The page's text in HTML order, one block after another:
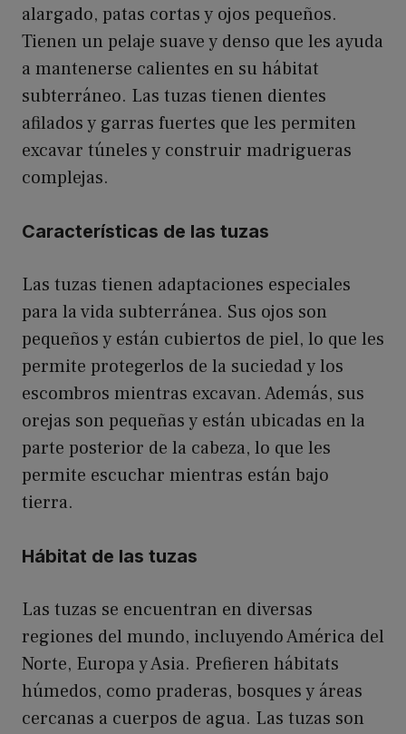
alargado, patas cortas y ojos pequeños.
Tienen un pelaje suave y denso que les ayuda
a mantenerse calientes en su hábitat
subterráneo. Las tuzas tienen dientes
afilados y garras fuertes que les permiten
excavar túneles y construir madrigueras
complejas.
Características de las tuzas
Las tuzas tienen adaptaciones especiales
para la vida subterránea. Sus ojos son
pequeños y están cubiertos de piel, lo que les
permite protegerlos de la suciedad y los
escombros mientras excavan. Además, sus
orejas son pequeñas y están ubicadas en la
parte posterior de la cabeza, lo que les
permite escuchar mientras están bajo
tierra.
Hábitat de las tuzas
Las tuzas se encuentran en diversas
regiones del mundo, incluyendo América del
Norte, Europa y Asia. Prefieren hábitats
húmedos, como praderas, bosques y áreas
cercanas a cuerpos de agua. Las tuzas son